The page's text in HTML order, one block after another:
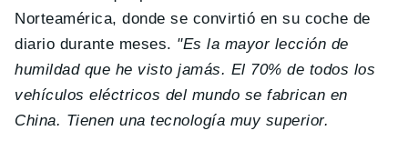
Norteamérica, donde se convirtió en su coche de
diario durante meses. "Es la mayor lección de
humildad que he visto jamás. El 70% de todos los
vehículos eléctricos del mundo se fabrican en
China. Tienen una tecnología muy superior.